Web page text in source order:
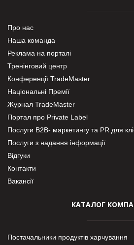
Про нас
Наша команда
Реклама на порталі
Тренінговий центр
Конференції TradeMaster
Національні Премії
Журнал TradeMaster
Портал про Private Label
Послуги В2В- маркетингу та PR для
Послуги з надання інформації
Відгуки
Контакти
Вакансії
КАТАЛОГ
Постачальники продуктів харчування